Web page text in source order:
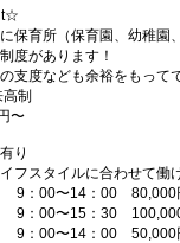
に保育所（保育園、幼稚
度があります！
支度なども余裕をもって
制
〜
り
スタイルに合わせて働け
9：00〜14：00 80,000
9：00〜15：30
9：00〜14：00 50,000